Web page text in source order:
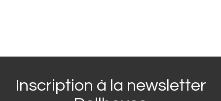
Inscription à la newsletter